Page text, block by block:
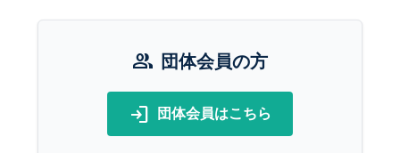
group 団体会員の方
login 団体会員はこちら